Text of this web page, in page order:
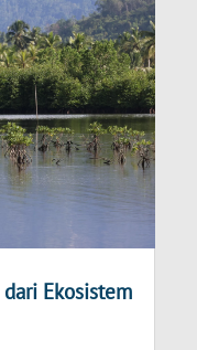
Ekosistem